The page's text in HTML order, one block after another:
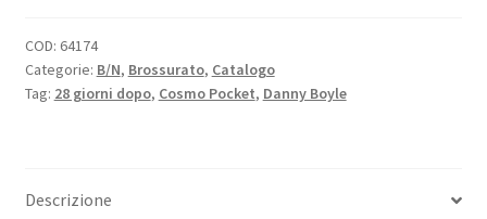
COD: 64174
Categorie: B/N, Brossurato, Catalogo
Tag: 28 giorni dopo, Cosmo Pocket, Danny Boyle
Descrizione